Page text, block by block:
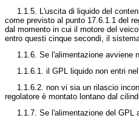
1.1.5. L'uscita di liquido del
come previsto al punto 17.6.1.1 del
dal momento in cui il motore del
entro questi cinque secondi, il
1.1.6. Se l'alimentazione avviene
1.1.6.1. il GPL liquido non entri
1.1.6.2. non vi sia un rilascio
regolatore è montato lontano dal
1.1.7. Se l'alimentazione del GPL